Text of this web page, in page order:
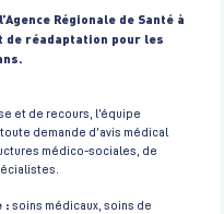
Régionale de Santé à
de réadaptation pour les
et de recours, l’équipe
demande d’avis médical
médico-sociales, de
: soins médicaux, soins de